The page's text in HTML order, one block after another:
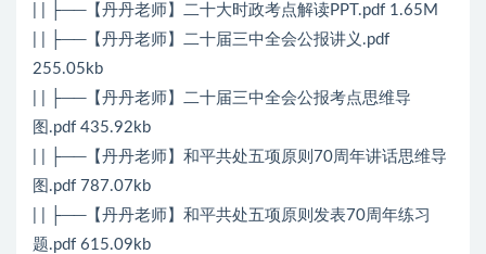
| | ├──【丹丹老师】二十大时政考点解读PPT.pdf 1.65M
| | ├──【丹丹老师】二十届三中全会公报讲义.pdf
255.05kb
| | ├──【丹丹老师】二十届三中全会公报考点思维导
图.pdf 435.92kb
| | ├──【丹丹老师】和平共处五项原则70周年讲话思维导
图.pdf 787.07kb
| | ├──【丹丹老师】和平共处五项原则发表70周年练习
题.pdf 615.09kb